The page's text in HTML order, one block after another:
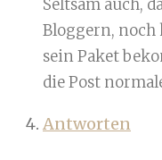
Seltsam auch,
Bloggern, noch
sein Paket
die Post
Antworten